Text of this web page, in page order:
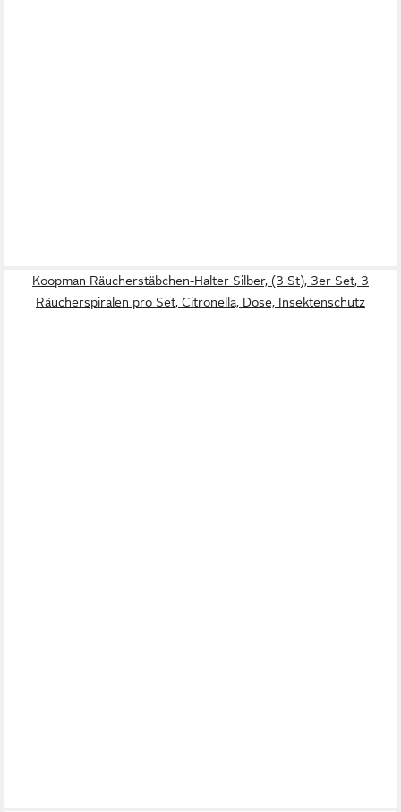
Koopman Räucherstäbchen-Halter Silber, (3 St), 3er Set, 3
Räucherspiralen pro Set, Citronella, Dose, Insektenschutz